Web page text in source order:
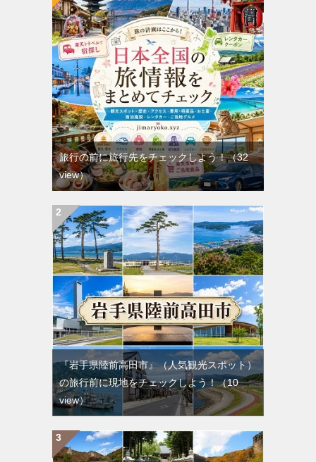
旅行の前に旅行先をチェックしよう！（32
view）
『岩手県陸前高田市』（人気観光スポット）
の旅行前に現地をチェックしよう！（10
view）